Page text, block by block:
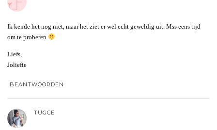
Ik kende het nog niet, maar het ziet er wel echt geweldig uit. Mss eens tijd
om te proberen
Liefs,
Joliefie
BEANTWOORDEN
TUGCE